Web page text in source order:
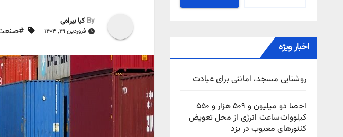
اخبار ویژه
روشنایی مسجد، امانتی برای عبادت
احصا دو میلیون و ۵۰۹ هزار و ۵۵۰
کیلووات‌ساعت انرژی از محل تعویض
کنتورهای معیوب در یزد
By کیا بیرامی
فروردین ۲۹, ۱۴۰۴ #صنعت